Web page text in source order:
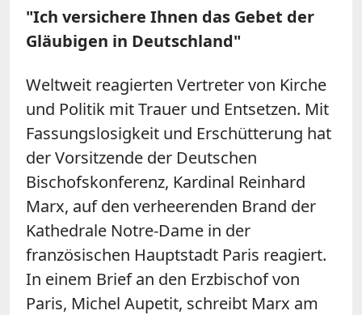
"Ich versichere Ihnen das Gebet der
Gläubigen in Deutschland"
Weltweit reagierten Vertreter von Kirche
und Politik mit Trauer und Entsetzen. Mit
Fassungslosigkeit und Erschütterung hat
der Vorsitzende der Deutschen
Bischofskonferenz, Kardinal Reinhard
Marx, auf den verheerenden Brand der
Kathedrale Notre-Dame in der
französischen Hauptstadt Paris reagiert.
In einem Brief an den Erzbischof von
Paris, Michel Aupetit, schreibt Marx am